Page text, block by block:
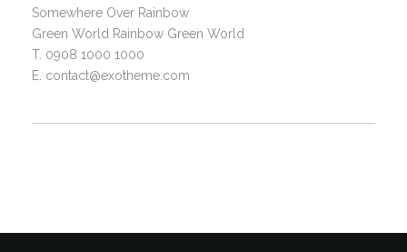
Somewhere Over Rainbow
Green World Rainbow Green World
T. 0908 1000 1000
E. contact@exotheme.com